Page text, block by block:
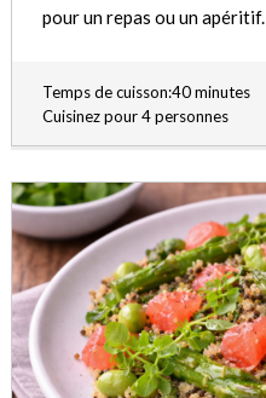
pour un repas ou un apéritif.
Temps de cuisson:40 minutes
Cuisinez pour 4 personnes